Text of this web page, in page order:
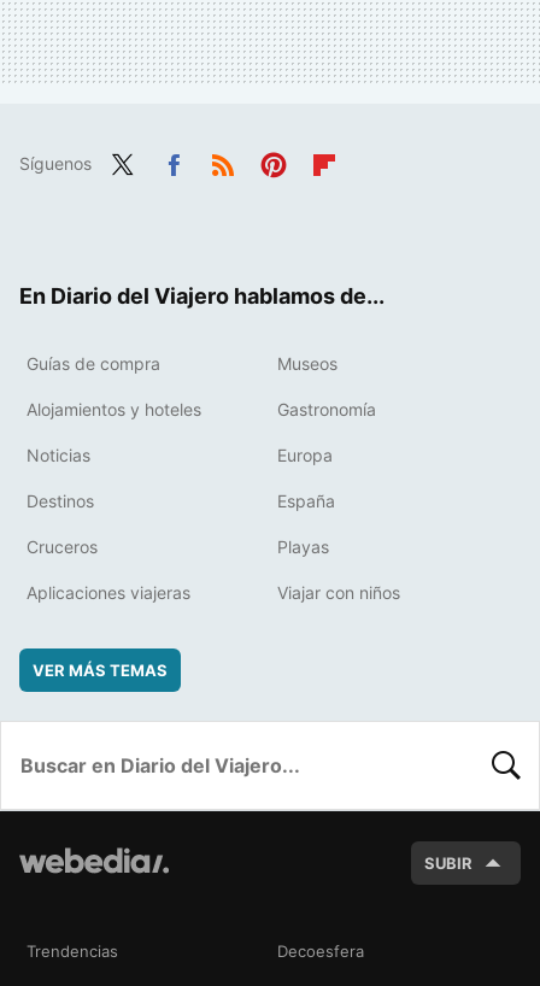
Síguenos
En Diario del Viajero hablamos de...
Guías de compra Museos
Alojamientos y hoteles Gastronomía
Noticias Europa
Destinos España
Cruceros Playas
Aplicaciones viajeras Viajar con niños
VER MÁS TEMAS
SUBIR
Trendencias Decoesfera